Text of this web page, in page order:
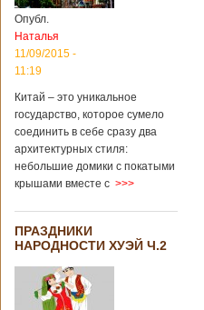
Опубл.
Наталья
11/09/2015 -
11:19
Китай – это уникальное
государство, которое сумело
соединить в себе сразу два
архитектурных стиля:
небольшие домики с покатыми
крышами вместе с >>>
ПРАЗДНИКИ
НАРОДНОСТИ ХУЭЙ Ч.2